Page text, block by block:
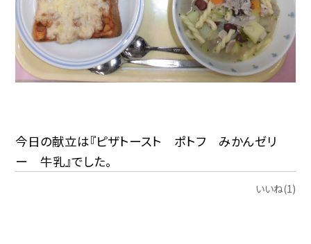
今日の献立は『ピザトースト ポトフ みかんゼリ
ー 牛乳』でした。
いいね(1)